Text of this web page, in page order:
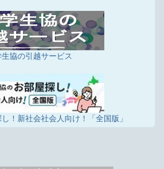
生協の引越サービス
！新社会社会人向け！「全国版」